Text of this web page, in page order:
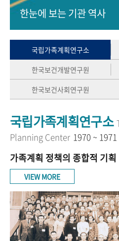
50+1 주년 기념
세계와 함께 한 KIHASA
VR 역사관
한눈에 보는기관 역사
국립가족계획연구소
한국보건개발연구원
한국보건사회연구원
국립가족계획연구소
Planning Center 1970 ~ 1971
가족계획 정책의 종합적 기
VIEW MORE